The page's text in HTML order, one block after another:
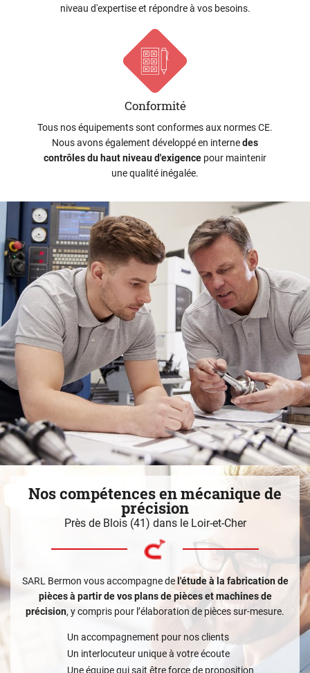
de précision
Actualités
Contact
02 54 78 22
Restez
INSCRIPTION
niveau d'expertise et répondre à vos besoins.
Conformité
Tous nos équipements sont conformes aux normes CE.
Nous avons également développé en internedes
contrôles du haut niveau d'exigence pour maintenir
une qualité inégalée.
Nos compétences enmécanique de
précision
Près de Blois (41) dans le Loir-et-Cher
SARL Bermon vous accompagne de l'étude à la fabrication de
pièces à partir de vos plans de pièces et machines de
précision, y compris pour l’élaboration de pièces sur-mesure.
Un accompagnement pour nos clients
Un interlocuteur unique à votre écoute
Une équipe qui sait être force de proposition